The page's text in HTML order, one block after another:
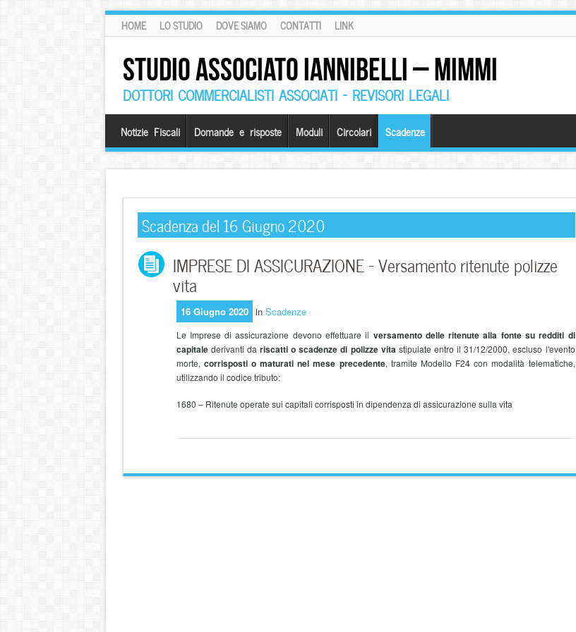
HOME LO STUDIO DOVE SIAMO CONTATTI LINK
STUDIO ASSOCIATO IANNIBELLI – MIMMI
DOTTORI COMMERCIALISTI ASSOCIATI – REVISORI LEGALI
Notizie Fiscali Domande e risposte Moduli Circolari Scadenze
Scadenza del 16 Giugno 2020
IMPRESE DI ASSICURAZIONE – Versamento ritenute polizze
vita
16 Giugno 2020 in Scadenze
Le Imprese di assicurazione devono effettuare il versamento delle ritenute alla fonte su redditi di
capitalederivanti da riscatti o scadenze di polizze vita stipulate entro il 31/12/2000, escluso l'evento
morte, corrisposti o maturati nel mese precedente, tramite Modello F24 con modalità telematiche,
utilizzando il codice tributo:
1680 – Ritenute operate sui capitali corrisposti in dipendenza di assicurazione sulla vita